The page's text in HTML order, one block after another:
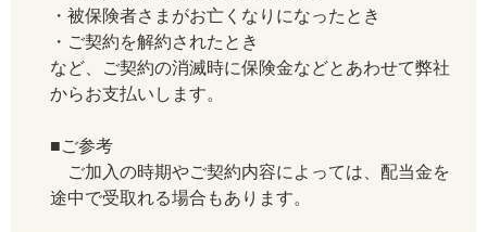
・被保険者さまがお亡くなりになったとき
・ご契約を解約されたとき
など、ご契約の消滅時に保険金などとあわせて弊社
からお支払いします。
■ご参考
ご加入の時期やご契約内容によっては、配当金を
途中で受取れる場合もあります。